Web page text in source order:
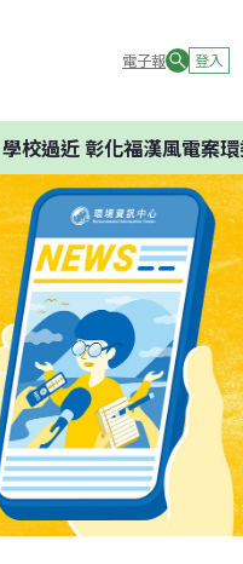
電子報 登入
過近 彰化福漢風電案環